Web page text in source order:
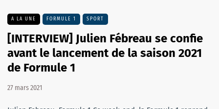
A LA UNE FORMULE 1 SPORT
[INTERVIEW] Julien Fébreau se confie
avant le lancement de la saison 2021
de Formule 1
27 mars 2021